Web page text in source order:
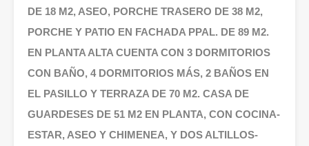
DE 18 M2, ASEO, PORCHE TRASERO DE 38 M2,
PORCHE Y PATIO EN FACHADA PPAL. DE 89 M2.
EN PLANTA ALTA CUENTA CON 3 DORMITORIOS
CON BAÑO, 4 DORMITORIOS MÁS, 2 BAÑOS EN
EL PASILLO Y TERRAZA DE 70 M2. CASA DE
GUARDESES DE 51 M2 EN PLANTA, CON COCINA-
ESTAR, ASEO Y CHIMENEA, Y DOS ALTILLOS-